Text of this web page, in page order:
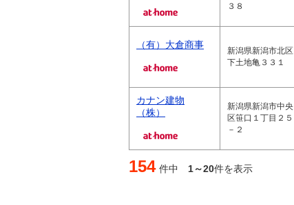
３８
（有）大倉商事
新潟県新潟市北区
下土地亀３３１
カナン建物
（株）
新潟県新潟市中央
区笹口１丁目２５
－２
154 件中 1～20件を表示